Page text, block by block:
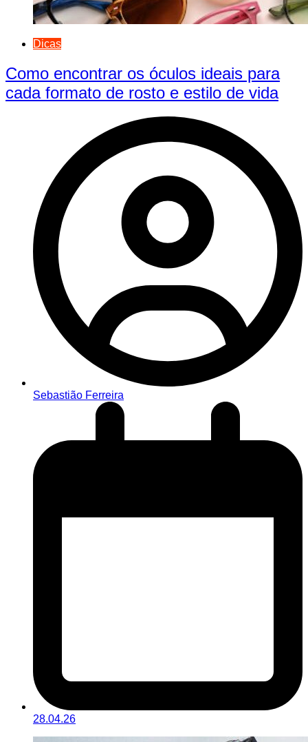
Dicas
Como encontrar os óculos ideais para
cada formato de rosto e estilo de vida
Sebastião Ferreira
28.04.26